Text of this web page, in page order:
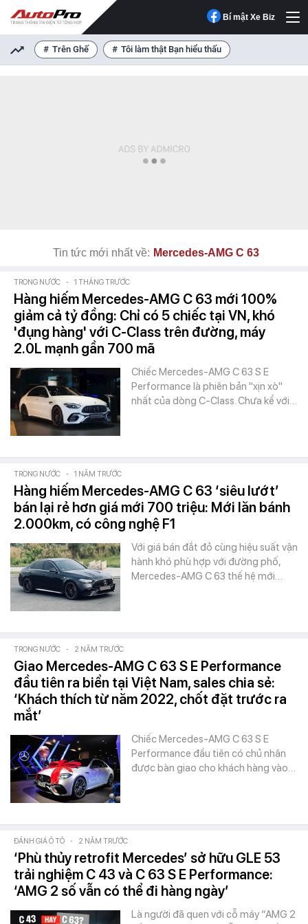
Bí mật Xe Biz
Trên Ghế Tôi làm thật Bạn hiểu thấu
Tin tức mới nhất về: Mercedes-AMG C 63
TRONG NƯỚC - 1 THÁNG TRƯỚC
Hàng hiếm Mercedes-AMG C 63 mới 100%
giảm cả tỷ đồng: Chỉ có 5 chiếc tại VN, khó
'đụng hàng' với C-Class trên đường, máy
2.0L mạnh gần 700 mã
Chiếc Mercedes-AMG C 63 S E
Performance là phiên bản "xịn xò"
nhất của dòng C-Class. Chưa kể với…
TRONG NƯỚC - 1 NĂM TRƯỚC
Hàng hiếm Mercedes-AMG C 63 ‘siêu lướt’
bán lại rẻ hơn giá mới 700 triệu: Mới lăn bánh
2.000km, có công nghệ F1
Với giá bán đắt đỏ cùng hiệu suất vận
hành khó phù hợp với đường phố,
Mercedes-AMG C 63 thế hệ mới…
TRONG NƯỚC - 2 NĂM TRƯỚC
Giao Mercedes-AMG C 63 S E Performance
đầu tiên ra biển tại Việt Nam, sales chia sẻ:
‘Khách thích từ năm 2022, chốt đặt trước ra
mắt’
Chiếc Mercedes-AMG C 63 S E
Performance đầu tiên có chủ nhân
được bàn giao cho khách hàng vào…
ĐÁNH GIÁ Ô TÔ - 2 NĂM TRƯỚC
‘Phù thủy retrofit Mercedes’ sở hữu GLE 53
trải nghiệm C 43 và C 63 S E Performance:
‘AMG 2 số vẫn có thể đi hàng ngày’
Là người đã quen với cỗ máy “AMG 2